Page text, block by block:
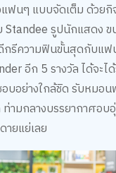
แฟนๆ แบบจัดเต็ม ด้วย
รูปนักแสดง ข
กรีความฟินขั้นสุดกับแ
อีก 5 รางวัล ได้จะ
บอย่างใกล้ชิด รับหมอ
ามกลางบรรยากาศอบ
ายแย่เลย